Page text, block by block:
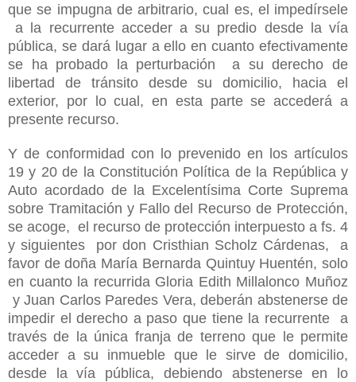
que se impugna de arbitrario, cual es, el impedírsele
a la recurrente acceder a su predio desde la vía
pública, se dará lugar a ello en cuanto efectivamente
se ha probado la perturbación a su derecho de
libertad de tránsito desde su domicilio, hacia el
exterior, por lo cual, en esta parte se accederá a
presente recurso.
Y de conformidad con lo prevenido en los artículos
19 y 20 de la Constitución Política de la República y
Auto acordado de la Excelentísima Corte Suprema
sobre Tramitación y Fallo del Recurso de Protección,
se acoge, el recurso de protección interpuesto a fs. 4
y siguientes por don Cristhian Scholz Cárdenas, a
favor de doña María Bernarda Quintuy Huentén, solo
en cuanto la recurrida Gloria Edith Millalonco Muñoz
y Juan Carlos Paredes Vera, deberán abstenerse de
impedir el derecho a paso que tiene la recurrente a
través de la única franja de terreno que le permite
acceder a su inmueble que le sirve de domicilio,
desde la vía pública, debiendo abstenerse en lo